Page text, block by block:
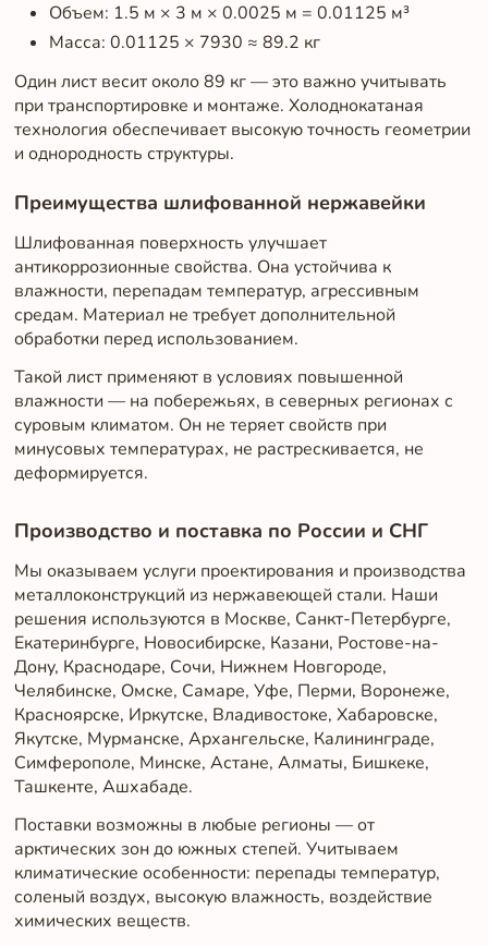
Объем: 1.5 м × 3 м × 0.0025 м = 0.01125 м³
Масса: 0.01125 × 7930 ≈ 89.2 кг
Один лист весит около 89 кг — это важно учитывать
при транспортировке и монтаже. Холоднокатаная
технология обеспечивает высокую точность геометрии
и однородность структуры.
Преимущества шлифованной нержавейки
Шлифованная поверхность улучшает
антикоррозионные свойства. Она устойчива к
влажности, перепадам температур, агрессивным
средам. Материал не требует дополнительной
обработки перед использованием.
Такой лист применяют в условиях повышенной
влажности — на побережьях, в северных регионах с
суровым климатом. Он не теряет свойств при
минусовых температурах, не растрескивается, не
деформируется.
Производство и поставка по России и СНГ
Мы оказываем услуги проектирования и производства
металлоконструкций из нержавеющей стали. Наши
решения используются в Москве, Санкт-Петербурге,
Екатеринбурге, Новосибирске, Казани, Ростове-на-
Дону, Краснодаре, Сочи, Нижнем Новгороде,
Челябинске, Омске, Самаре, Уфе, Перми, Воронеже,
Красноярске, Иркутске, Владивостоке, Хабаровске,
Якутске, Мурманске, Архангельске, Калининграде,
Симферополе, Минске, Астане, Алматы, Бишкеке,
Ташкенте, Ашхабаде.
Поставки возможны в любые регионы — от
арктических зон до южных степей. Учитываем
климатические особенности: перепады температур,
соленый воздух, высокую влажность, воздействие
химических веществ.